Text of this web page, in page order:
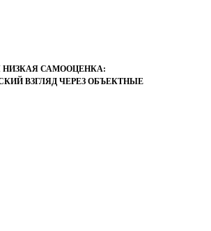
САМООЦЕНКА:
ВЗГЛЯД ЧЕРЕЗ ОБЪЕКТНЫЕ